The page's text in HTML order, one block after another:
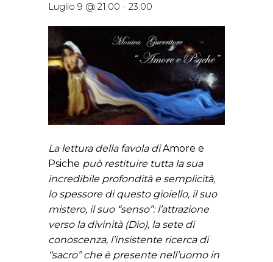
Luglio 9 @ 21:00 - 23:00
La lettura della favola diAmore e
Psiche può restituire tutta la sua
incredibile profondità e semplicità,
lo spessore di questo gioiello, il suo
mistero, il suo “senso”: l’attrazione
verso la divinità (Dio), la sete di
conoscenza, l’insistente ricerca di
“sacro” che è presente nell’uomo in